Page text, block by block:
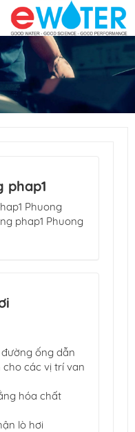
phap1
Phuong
phap1 Phuong
ống dẫn
các vị trí van
hóa chất
lò hơi